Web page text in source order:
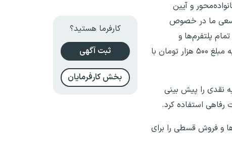
و آیین
سعی ما در خصوص
پلتفرم‌ها و
فروشگاه‌ها، دستگاه پوز مخصوص نصب کنیم که تمام کارت‌های رفاهی بانک رفاه بتوانند از آن استفاده کنند. این کارت‌ها به مبلغ ۵۰۰ هزار تومان با
نقدی را پیش بینی
رفاهی استفاده کرد.
و فروش قسطی را برای
کارفرما هستید؟
ثبت آگهی
بخش کارفرمایان